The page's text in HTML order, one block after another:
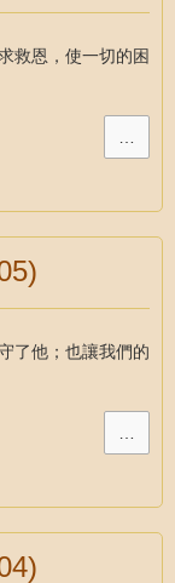
救恩，使一切的困
…
了他；也讓我們的
…